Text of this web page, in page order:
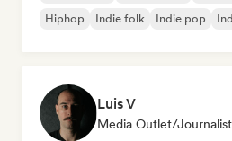
Hiphop
Indie folk Indie pop
Luis V
Media Outlet/Journalist